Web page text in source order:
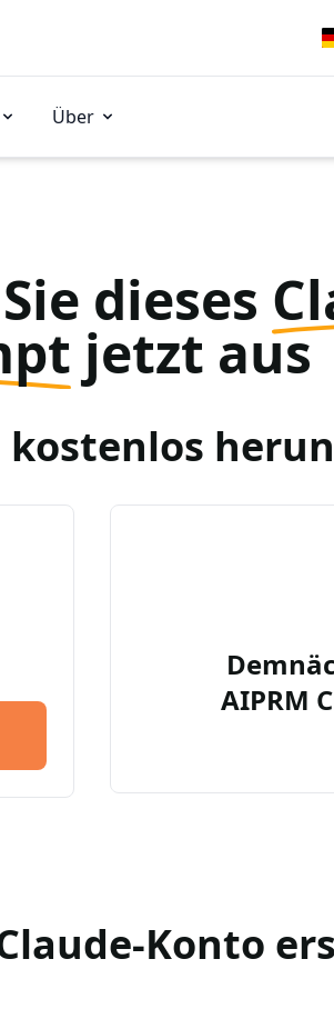
Über
dieses
jetzt aus
kostenlos
AIPRM
Konto